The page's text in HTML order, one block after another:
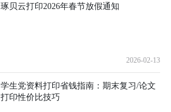
琢贝云打印2026年春节放假通知
2026-02-13
学生党资料打印省钱指南：期末复习/论文
打印性价比技巧